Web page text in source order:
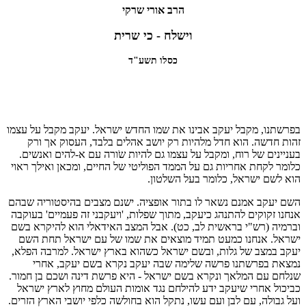
הרב אורי שרקי
וישלח - כי שרית
כסלו תשע"ד
בפרשתנו, מקבל יעקב אבינו את שמו החדש ישראל. יעקב מקבל על עצמו
זהות חדשה. הוא חדל מלהיות רק יושב אהלים בלבד, העסוק אך ורק
בעניינים של רוח, ומקבל על עצמו גם להיות שֹורה עם א-להים ואנשים.
כלומר לקחת אחריות גם על הממד הפוליטי של החיים, ומכאן ואילך ראוי
הוא לשם ישראל, כלומר בעל השלטון.
השם יעקב אמנם נשאר לו בתור אופציה. ישנם מצבים בהיסטוריה שבהם
אנחנו זקוקים להתנהג כיעקב, מתוך שפלות, 'ויעקבני זה פעמיים' בעוקבה
וברמיה (רש"י בראשית לב, כט). אבל המצב האידאלי הוא להיקרא בשם
ישראל. אנחנו כמעט תמיד מוצאים את שמו של עם ישראל תחת השם
יעקב במצב של גלות, ובשם ישראל כשהוא בארץ ישראל. למרבה הפלא,
נמצאת בפרשתנו פרשה שלימה שבה יעקב נקרא בשם יעקב, אחרי
שנלחם עם המלאך ונקרא בשם ישראל - היא פרשת דינה ושכם בן חמור.
כביכול אחרי שיעקב ידע להילחם נגד אומות העולם מחוץ לארץ ישראל
ועל גבולה, עם לבן ועם עשו, נתקל הוא בחולשה כלפי יושבי הארץ הזרים.